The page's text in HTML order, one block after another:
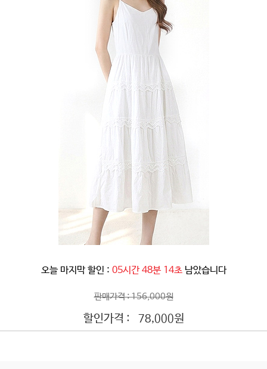
오늘 마지막 할인 : 05시간 48분 11초 남았습니다
판매가격 : 156,000원
할인가격 : 78,000원